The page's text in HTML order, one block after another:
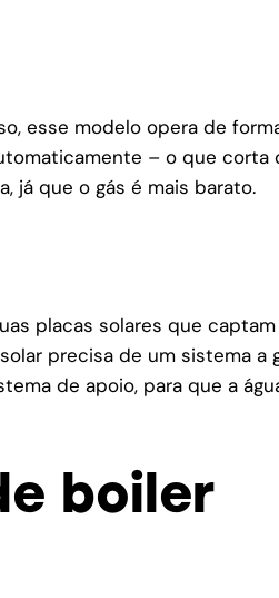
esse modelo opera de
– o que corta
já que o gás é mais barato.
placas solares que
precisa de um sistema a
de apoio, para que a
boiler